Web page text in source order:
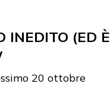
INEDITO (ED È
20 ottobre